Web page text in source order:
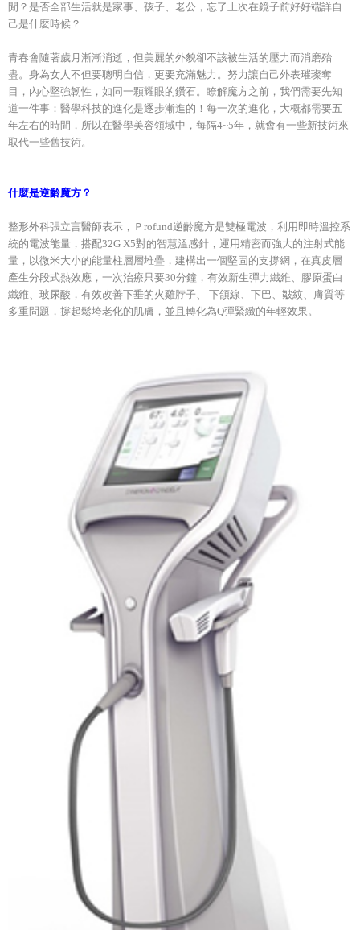
閒？是否全部生活就是家事、孩子、老公，忘了上次在鏡子前好好端詳自
己是什麼時候？
青春會隨著歲月漸漸消逝，但美麗的外貌卻不該被生活的壓力而消磨殆
盡。身為女人不但要聰明自信，更要充滿魅力。努力讓自己外表璀璨奪
目，內心堅強韌性，如同一顆耀眼的鑽石。瞭解魔方之前，我們需要先知
道一件事：醫學科技的進化是逐步漸進的！每一次的進化，大概都需要五
年左右的時間，所以在醫學美容領域中，每隔4~5年，就會有一些新技術來
取代一些舊技術。
什麼是逆齡魔方？
整形外科張立言醫師表示，Ｐrofund逆齡魔方是雙極電波，利用即時溫控系
統的電波能量，搭配32G X5對的智慧溫感針，運用精密而強大的注射式能
量，以微米大小的能量柱層層堆疊，建構出一個堅固的支撐網，在真皮層
產生分段式熱效應，一次治療只要30分鐘，有效新生彈力纖維、膠原蛋白
纖維、玻尿酸，有效改善下垂的火雞脖子、 下頜線、下巴、皺紋、膚質等
多重問題，撐起鬆垮老化的肌膚，並且轉化為Q彈緊緻的年輕效果。